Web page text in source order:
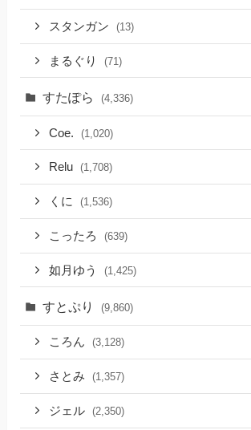
スタンガン (13)
まるぐり (71)
すたぽら (4,336)
Coe. (1,020)
Relu (1,708)
くに (1,536)
こったろ (639)
如月ゆう (1,425)
すとぷり (9,860)
ころん (3,128)
さとみ (1,357)
ジェル (2,350)